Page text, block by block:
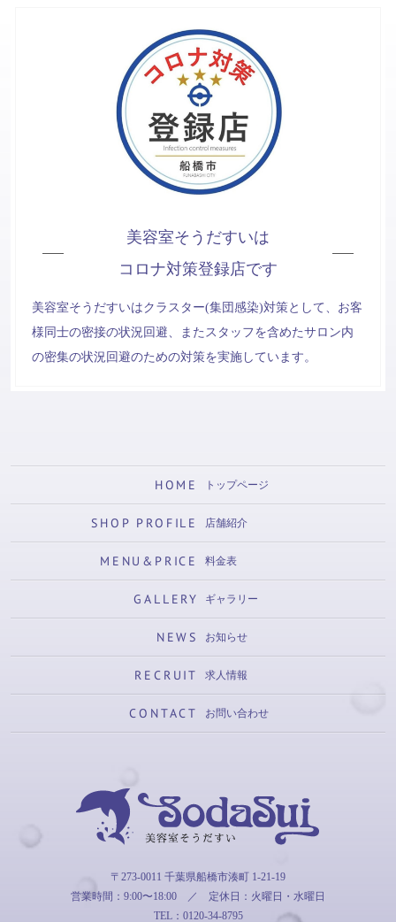
美容室そうだすいは
コロナ対策登録店です
美容室そうだすいはクラスター(集団感染)対策として、お客
様同士の密接の状況回避、またスタッフを含めたサロン内
の密集の状況回避のための対策を実施しています。
HOME トップページ
SHOP PROFILE 店舗紹介
MENU&PRICE 料金表
GALLERY ギャラリー
NEWS お知らせ
RECRUIT 求人情報
CONTACT お問い合わせ
そうだすい
〒273-0011 千葉県船橋市湊町 1-21-19
営業時間：9:00〜18:00 ／ 定休日：火曜日・水曜日
TEL：0120-34-8795